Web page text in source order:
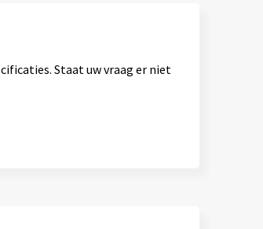
Staat uw vraag er niet